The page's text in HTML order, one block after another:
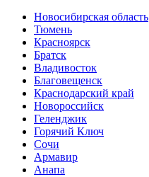
Новосибирская область
Тюмень
Красноярск
Братск
Владивосток
Благовещенск
Краснодарский край
Новороссийск
Геленджик
Горячий Ключ
Сочи
Армавир
Анапа